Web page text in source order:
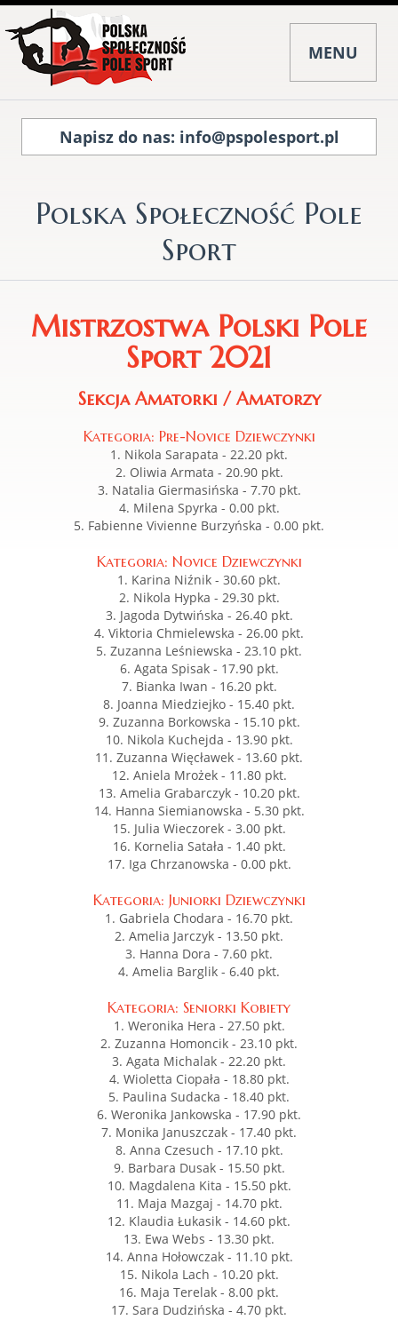
MENU
info@pspolesport.pl
Polska Społeczność Pole
Sport
MistrzostwaPolski Pole
Sport 2021
Sekcja Amatorki / Amatorzy
Kategoria: Pre-Novice Dziewczynki
1. Nikola Sarapata - 22.20 pkt.
2. Oliwia Armata - 20.90 pkt.
3. Natalia Giermasińska - 7.70 pkt.
4. Milena Spyrka - 0.00 pkt.
5. Fabienne Vivienne Burzyńska - 0.00 pkt.
Kategoria: Novice Dziewczynki
1. Karina Niźnik - 30.60 pkt.
2. Nikola Hypka - 29.30 pkt.
3. Jagoda Dytwińska - 26.40 pkt.
4. Viktoria Chmielewska - 26.00 pkt.
5. Zuzanna Leśniewska - 23.10 pkt.
6. Agata Spisak - 17.90 pkt.
7. Bianka Iwan - 16.20 pkt.
8. Joanna Miedziejko - 15.40 pkt.
9. Zuzanna Borkowska - 15.10 pkt.
10. Nikola Kuchejda - 13.90 pkt.
11. Zuzanna Więcławek - 13.60 pkt.
12. Aniela Mrożek - 11.80 pkt.
13. Amelia Grabarczyk - 10.20 pkt.
14. Hanna Siemianowska - 5.30 pkt.
15. Julia Wieczorek - 3.00 pkt.
16. Kornelia Satała - 1.40 pkt.
17. Iga Chrzanowska - 0.00 pkt.
Kategoria: Juniorki Dziewczynki
1. Gabriela Chodara - 16.70 pkt.
2. Amelia Jarczyk - 13.50 pkt.
3. Hanna Dora - 7.60 pkt.
4. Amelia Barglik - 6.40 pkt.
Kategoria: Seniorki Kobiety
1. Weronika Hera - 27.50 pkt.
2. Zuzanna Homoncik - 23.10 pkt.
3. Agata Michalak - 22.20 pkt.
4. Wioletta Ciopała - 18.80 pkt.
5. Paulina Sudacka - 18.40 pkt.
6. Weronika Jankowska - 17.90 pkt.
7. Monika Januszczak - 17.40 pkt.
8. Anna Czesuch - 17.10 pkt.
9. Barbara Dusak - 15.50 pkt.
10. Magdalena Kita - 15.50 pkt.
11. Maja Mazgaj - 14.70 pkt.
12. Klaudia Łukasik - 14.60 pkt.
13. Ewa Webs - 13.30 pkt.
14. Anna Hołowczak - 11.10 pkt.
15. Nikola Lach - 10.20 pkt.
16. Maja Terelak - 8.00 pkt.
17. Sara Dudzińska - 4.70 pkt.